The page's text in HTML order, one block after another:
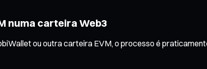
numa carteira Web3
ou outra carteira EVM, o processo é